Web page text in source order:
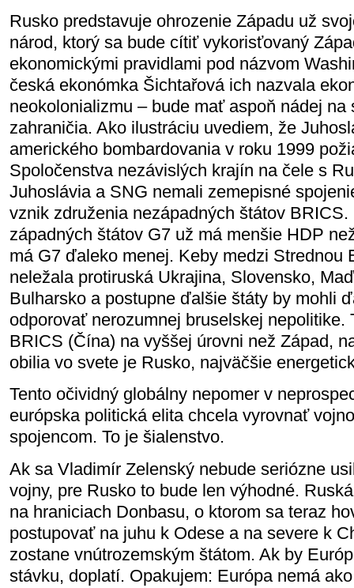
Rusko predstavuje ohrozenie Západu už
národ, ktorý sa bude cítiť vykorisťovaný
ekonomickými pravidlami pod názvom
česká ekonómka Šichtařová ich nazvala
neokolonializmu – bude mať aspoň nádej na
zahraničia. Ako ilustráciu uvediem, že
amerického bombardovania v roku 1999
Spoločenstva nezávislých krajín na čele s
Juhoslávia a SNG nemali zemepisné
vznik združenia nezápadných štátov
západných štátov G7 už má menšie HDP
má G7 ďaleko menej. Keby medzi Strednou
neležala protiruská Ukrajina, Slovensko,
Bulharsko a postupne ďalšie štáty by mohli
odporovať nerozumnej bruselskej nepolitike.
BRICS (Čína) na vyššej úrovni než Západ,
obilia vo svete je Rusko, najväčšie
Tento očividný globálny nepomer v
európska politická elita chcela vyrovnať
spojencom. To je šialenstvo.
Ak sa Vladimír Zelenský nebude seriózne
vojny, pre Rusko to bude len výhodné.
na hraniciach Donbasu, o ktorom sa teraz
postupovať na juhu k Odese a na severe k
zostane vnútrozemským štátom. Ak by
stávku, doplatí. Opakujem: Európa nemá